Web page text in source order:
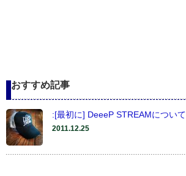
おすすめ記事
:[最初に] DeeeP STREAMについて
2011.12.25